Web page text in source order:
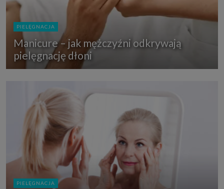
PIELĘGNACJA
Manicure – jak mężczyźni odkrywają
pielęgnację dłoni
PIELĘGNACJA